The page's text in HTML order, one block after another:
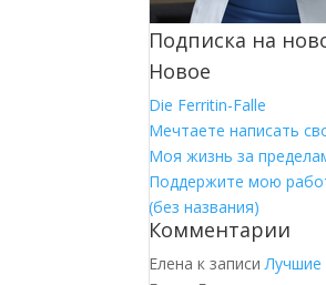
Подписка на
Новое
Die Ferritin-Falle
Мечтаете написать
Моя жизнь за
Поддержите мою
(без названия)
Комментарии
Елена к записиЛучшие